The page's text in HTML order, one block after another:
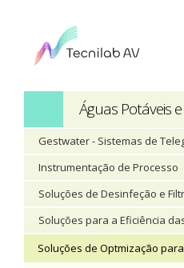
Águas Potáveis
Gestwater - Sistemas de
Instrumentação de Processo
Soluções de Desinfeção e
Soluções para a Eficiência
Soluções de Optmização